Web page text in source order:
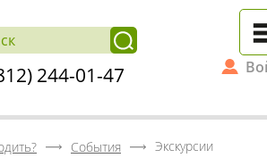
244-01-47
События Экскурсии